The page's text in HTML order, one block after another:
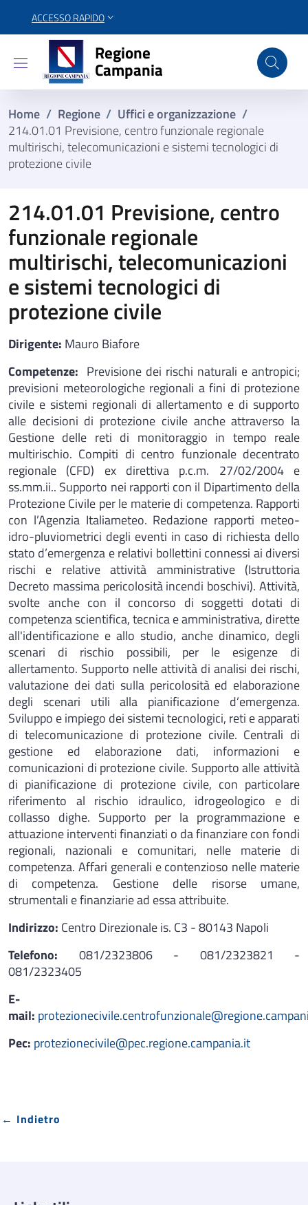
ACCESSO RAPIDO
Regione Campania
Regione
Campania
Home / Regione / Uffici e organizzazione /
214.01.01 Previsione, centro funzionale regionale
multirischi, telecomunicazioni e sistemi tecnologici di
protezione civile
214.01.01 Previsione, centro
funzionale regionale
multirischi, telecomunicazioni
e sistemi tecnologici di
protezione civile
Dirigente: Mauro Biafore
Competenze: Previsione dei rischi naturali e antropici;
previsioni meteorologiche regionali a fini di protezione
civile e sistemi regionali di allertamento e di supporto
alle decisioni di protezione civile anche attraverso la
Gestione delle reti di monitoraggio in tempo reale
multirischio. Compiti di centro funzionale decentrato
regionale (CFD) ex direttiva p.c.m. 27/02/2004 e
ss.mm.ii.. Supporto nei rapporti con il Dipartimento della
Protezione Civile per le materie di competenza. Rapporti
con l’Agenzia Italiameteo. Redazione rapporti meteo-
idro-pluviometrici degli eventi in caso di richiesta dello
stato d’emergenza e relativi bollettini connessi ai diversi
rischi e relative attività amministrative (Istruttoria
Decreto massima pericolosità incendi boschivi). Attività,
svolte anche con il concorso di soggetti dotati di
competenza scientifica, tecnica e amministrativa, dirette
all'identificazione e allo studio, anche dinamico, degli
scenari di rischio possibili, per le esigenze di
allertamento. Supporto nelle attività di analisi dei rischi,
valutazione dei dati sulla pericolosità ed elaborazione
degli scenari utili alla pianificazione d’emergenza.
Sviluppo e impiego dei sistemi tecnologici, reti e apparati
di telecomunicazione di protezione civile. Centrali di
gestione ed elaborazione dati, informazioni e
comunicazioni di protezione civile. Supporto alle attività
di pianificazione di protezione civile, con particolare
riferimento al rischio idraulico, idrogeologico e di
collasso dighe. Supporto per la programmazione e
attuazione interventi finanziati o da finanziare con fondi
regionali, nazionali e comunitari, nelle materie di
competenza. Affari generali e contenzioso nelle materie
di competenza. Gestione delle risorse umane,
strumentali e finanziarie ad essa attribuite.
Indirizzo: Centro Direzionale is. C3 - 80143 Napoli
Telefono: 081/2323806 - 081/2323821 -
081/2323405
E-
mail:
Pec: protezionecivile@pec.regione.campania.it
← Indietro